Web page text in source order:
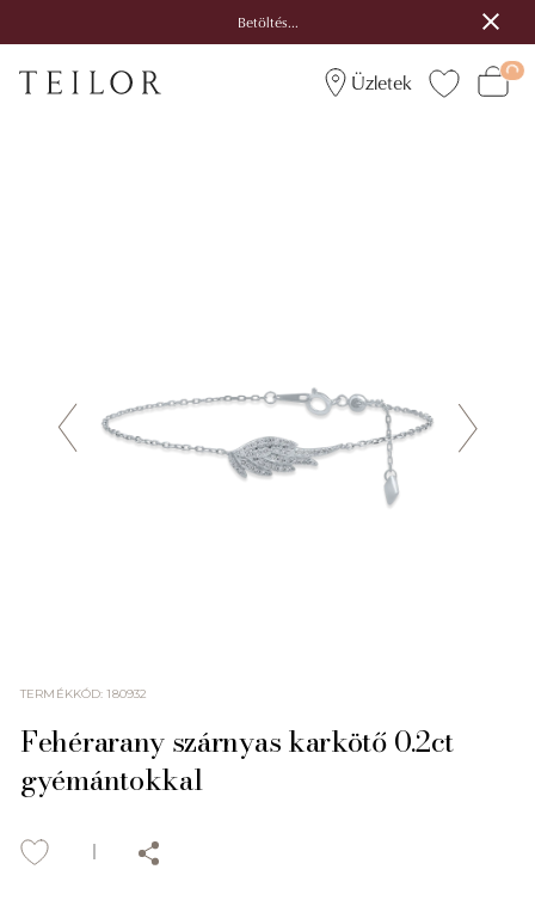
Betöltés...
Üzletek
TERMÉKKÓD:180932
Fehérarany szárnyas karkötő 0.2ct
gyémántokkal